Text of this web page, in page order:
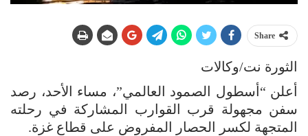
Share
الثورة نت/وكالات
أعلن “أسطول الصمود العالمي”، مساء الأحد، رصد
سفن مجهولة قرب القوارب المشاركة في رحلته
المتجهة لكسر الحصار المفروض على قطاع غزة.